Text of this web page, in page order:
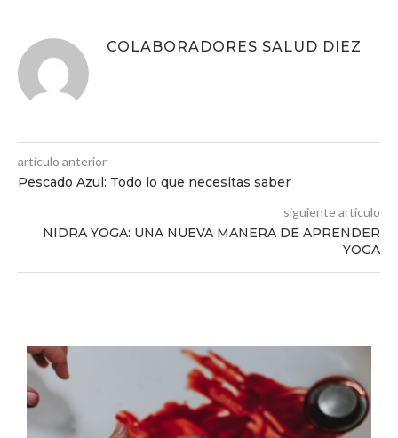
COLABORADORES SALUD DIEZ
artículo anterior
Pescado Azul: Todo lo que necesitas saber
siguiente artículo
NIDRA YOGA: UNA NUEVA MANERA DE APRENDER
YOGA